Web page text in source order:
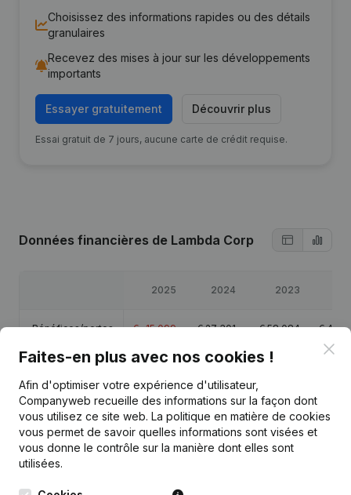
Choisissez des informations rapides ou des détails
granulaires
Recevez des mises à jour sur les développements
importants
Essayer gratuitement Découvrir plus
Essai gratuit de 7 jours, aucune carte de crédit requise.
Données financières de Lambda Corp
2025 2024 2023
Bénéfices/pertes €-15 099 €27 301 €58 084 €40
Capitaux propres
Marge brute €-8 383 €40 328 €78 349
Faites-en plus avec nos cookies !
Afin d'optimiser votre expérience d'utilisateur,
Companyweb recueille des informations sur la façon dont
vous utilisez ce site web. La politique en matière de cookies
vous permet de savoir quelles informations sont visées et
vous donne le contrôle sur la manière dont elles sont
utilisées.